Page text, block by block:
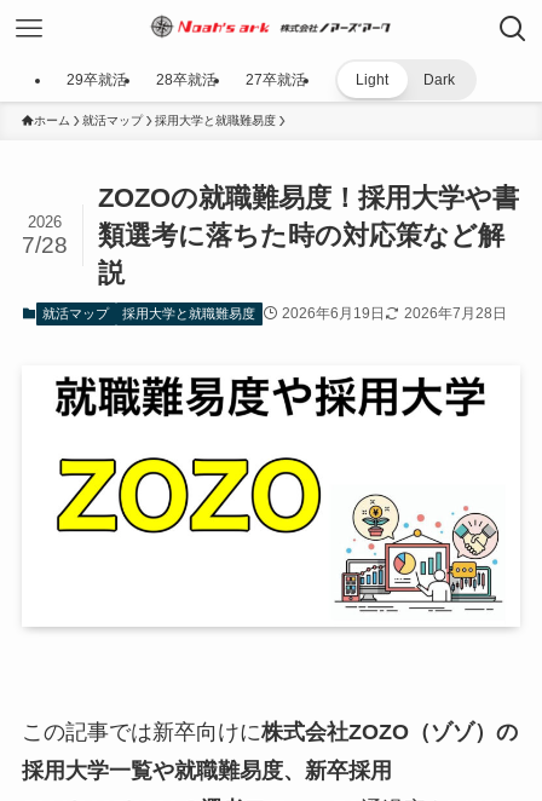
29卒就活 28卒就活 27卒就活 Light Dark
ホーム 就活マップ 採用大学と就職難易度
ZOZOの就職難易度！採用大学や書
類選考に落ちた時の対応策など解
説
2026
7/28
就活マップ 採用大学と就職難易度 2026年6月19日 2026年7月28日
この記事では新卒向けに株式会社ZOZO（ゾゾ）の
採用大学一覧や就職難易度、新卒採用